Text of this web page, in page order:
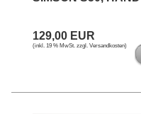
129,00 EUR
(inkl. 19 % MwSt. zzgl. Versandkosten)